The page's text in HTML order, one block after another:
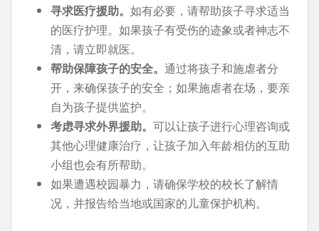
寻求医疗援助。 如有必要，请帮助孩子寻求适当
的医疗护理。如果孩子有受伤的迹象或者神志不
清，请立即就医。
帮助保障孩子的安全。 通过将孩子和施虐者分
开，来确保孩子的安全；如果施虐者在场，要亲
自为孩子提供监护。
考虑寻求外界援助。 可以让孩子进行心理咨询或
其他心理健康治疗，让孩子加入年龄相仿的互助
小组也会有所帮助。
如果遭遇校园暴力，请确保学校的校长了解情
况，并报告给当地或国家的儿童保护机构。